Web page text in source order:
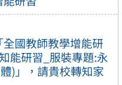
國教師教學增能研
能研習_服裝專題:永
)」，請貴校轉知家